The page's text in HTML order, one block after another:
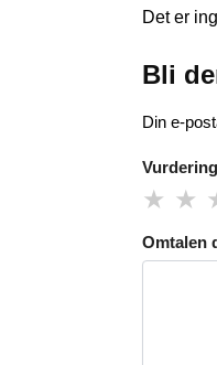
Det er
Bli
Din e-
Omtalen